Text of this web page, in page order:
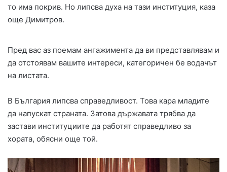
то има покрив. Но липсва духа на тази институция, каза
още Димитров.
Пред вас аз поемам ангажимента да ви представлявам и
да отстоявам вашите интереси, категоричен бе водачът
на листата.
В България липсва справедливост. Това кара младите
да напускат страната. Затова държавата трябва да
застави институциите да работят справедливо за
хората, обясни още той.